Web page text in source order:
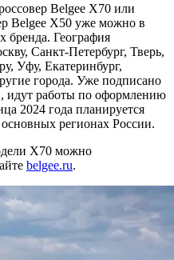
Belgee X70 или
Belgee X50 уже можно в
бренда. География
Санкт-Петербург, Тверь,
Уфу, Екатеринбург,
города. Уже подписано
идут работы по оформлению
2024 года планируется
регионах России.
Х70 можно
belgee.ru.